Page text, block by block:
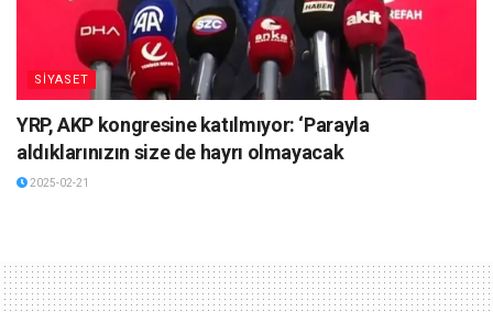
SİYASET
YRP, AKP kongresine katılmıyor: ‘Parayla
aldıklarınızın size de hayrı olmayacak
2025-02-21